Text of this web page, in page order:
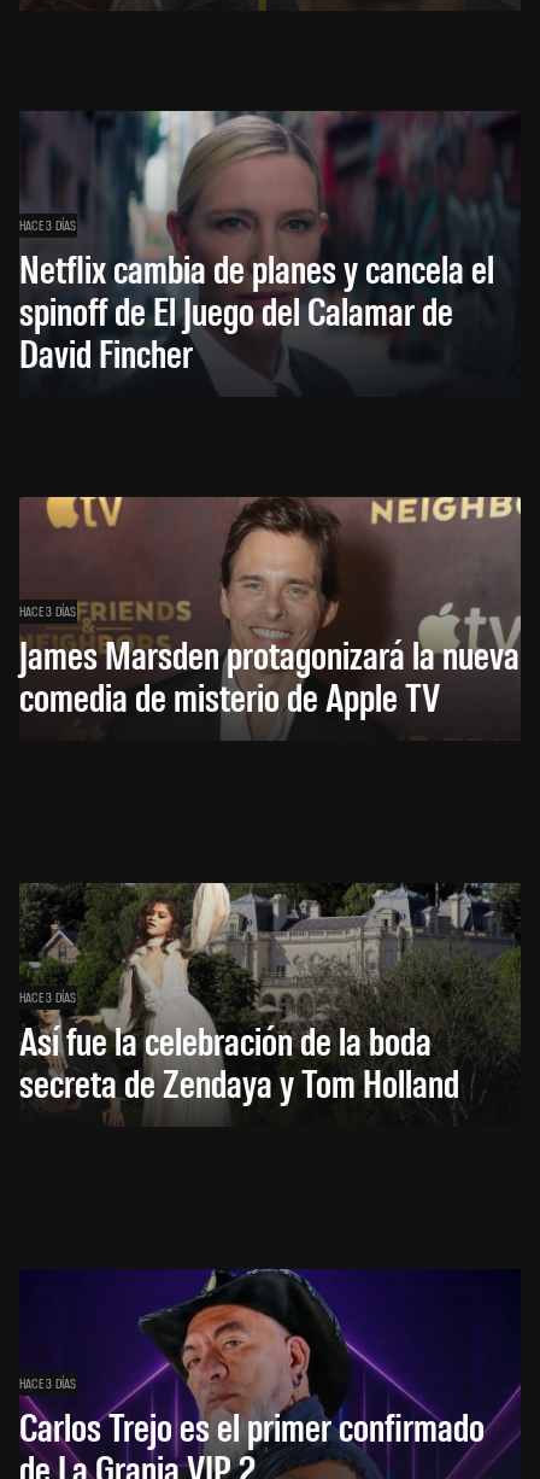
HACE 3 DÍAS
Netflix cambia de planes y cancela el
spinoff de El Juego del Calamar de
David Fincher
HACE 3 DÍAS
James Marsden protagonizará la nueva
comedia de misterio de Apple TV
HACE 3 DÍAS
Así fue la celebración de la boda
secreta de Zendaya y Tom Holland
HACE 3 DÍAS
Carlos Trejo es el primer confirmado
de La Granja VIP 2